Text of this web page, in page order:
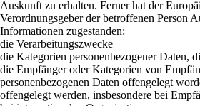
Auskunft zu erhalten. Ferner hat der
Verordnungsgeber der betroffenen Person
Informationen zugestanden:
die Verarbeitungszwecke
die Kategorien personenbezogener Daten,
die Empfänger oder Kategorien von
personenbezogenen Daten offengelegt
offengelegt werden, insbesondere bei